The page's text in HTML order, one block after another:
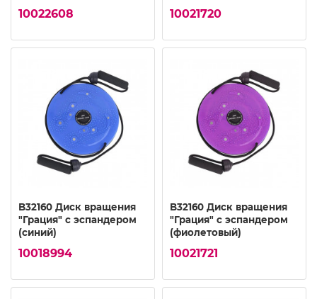
10022608 10021720
B32160 Диск вращения
"Грация" с эспандером
(синий)
10018994
B32160 Диск вращения
"Грация" с эспандером
(фиолетовый)
10021721